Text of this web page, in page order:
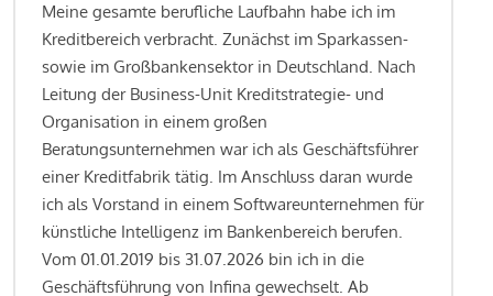
Meine gesamte berufliche Laufbahn habe ich im
Kreditbereich verbracht. Zunächst im Sparkassen-
sowie im Großbankensektor in Deutschland. Nach
Leitung der Business-Unit Kreditstrategie- und
Organisation in einem großen
Beratungsunternehmen war ich als Geschäftsführer
einer Kreditfabrik tätig. Im Anschluss daran wurde
ich als Vorstand in einem Softwareunternehmen für
künstliche Intelligenz im Bankenbereich berufen.
Vom 01.01.2019 bis 31.07.2026 bin ich in die
Geschäftsführung von Infina gewechselt. Ab